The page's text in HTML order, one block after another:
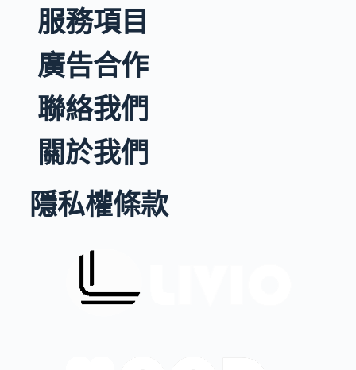
服務項目
廣告合作
聯絡我們
關於我們
隱私權條款